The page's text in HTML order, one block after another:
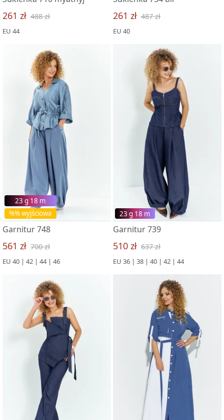
261 zł 488 zł
EU 44
261 zł 487 zł
EU 40
%% wyjściowa
23 g 18 m
Garnitur 748
561 zł 700 zł
EU 40 | 42 | 44 | 46
23 g 18 m
Garnitur 739
510 zł 637 zł
EU 36 | 38 | 40 | 42 | 44